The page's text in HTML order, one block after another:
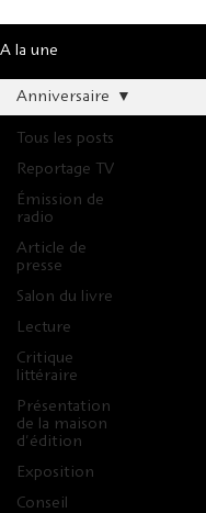
À la une
Tous les posts
Reportage TV
Émission de
radio
Article de
presse
Salon du livre
Lecture
Critique
littéraire
Présentation
de la maison
d'édition
Exposition
Conseil
Anniversaire